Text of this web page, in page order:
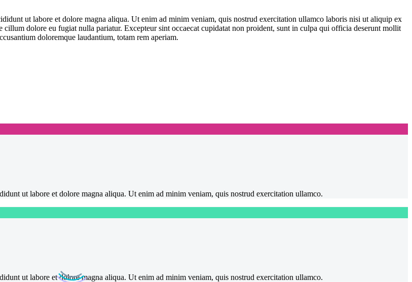
ut labore et dolore magna aliqua. Ut enim ad minim veniam, quis nostrud exercitation ullamco laboris nisi ut aliquip ex
dolore eu fugiat nulla pariatur. Excepteur sint occaecat cupidatat non proident, sunt in culpa qui officia deserunt mollit
doloremque laudantium, totam rem aperiam.
ut labore et dolore magna aliqua. Ut enim ad minim veniam, quis nostrud exercitation ullamco.
ut labore et dolore magna aliqua. Ut enim ad minim veniam, quis nostrud exercitation ullamco.